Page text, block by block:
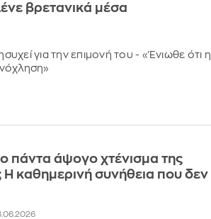
βρετανικά μέσα
για την επιμονή του - «Ένιωθε ότι η
πάντα άψογο χτένισμα της
Η καθημερινή συνήθεια που δεν